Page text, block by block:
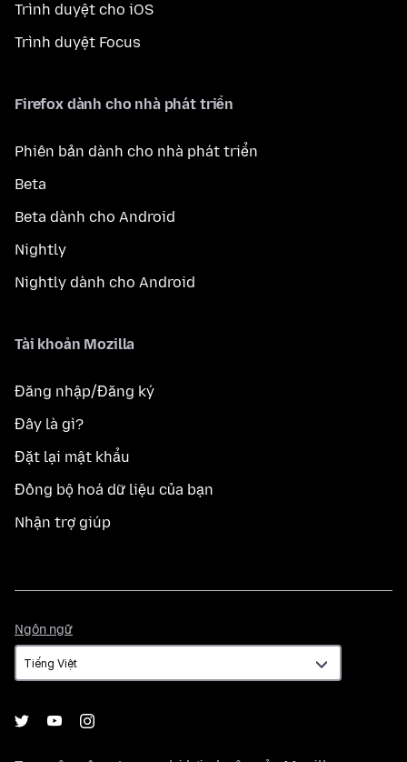
Trình duyệt cho iOS
Trình duyệt Focus
Firefox dành cho nhà phát triển
Phiên bản dành cho nhà phát triển
Beta
Beta dành cho Android
Nightly
Nightly dành cho Android
Tài khoản Mozilla
Đăng nhập/Đăng ký
Đây là gì?
Đặt lại mật khẩu
Đồng bộ hoá dữ liệu của bạn
Nhận trợ giúp
Ngôn ngữ
ngữ